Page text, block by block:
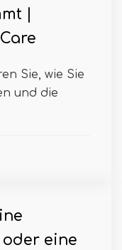
|
Sie, wie Sie
und die
eine